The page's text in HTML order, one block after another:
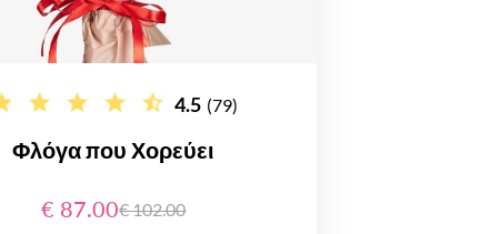
4.5 (79)
Φλόγα που Χορεύει
€ 87.00€ 102.00